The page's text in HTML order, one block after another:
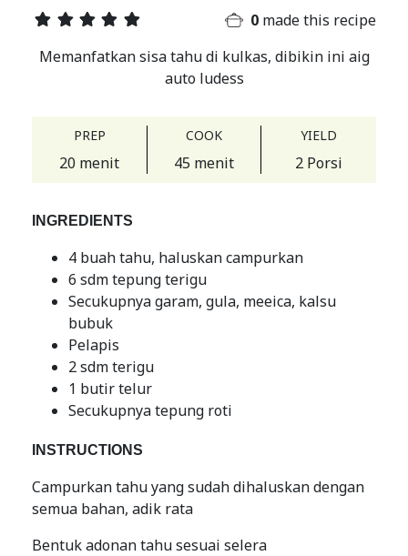
0 made this recipe
Memanfatkan sisa tahu di kulkas, dibikin ini aig
auto ludess
PREP
20 menit
COOK
45 menit
YIELD
2 Porsi
INGREDIENTS
4 buah tahu, haluskan campurkan
6 sdm tepung terigu
Secukupnya garam, gula, meeica, kalsu
bubuk
Pelapis
2 sdm terigu
1 butir telur
Secukupnya tepung roti
INSTRUCTIONS
Campurkan tahu yang sudah dihaluskan dengan
semua bahan, adik rata
Bentuk adonan tahu sesuai selera